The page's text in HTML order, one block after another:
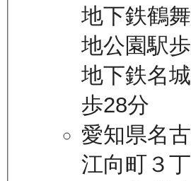
地下鉄鶴
地公園駅
地下鉄名
歩28分
愛知県名
江向町３